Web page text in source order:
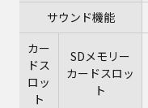
サウンド機能
カー
ドス
ロッ
ト
SDメモリー
カードスロッ
ト